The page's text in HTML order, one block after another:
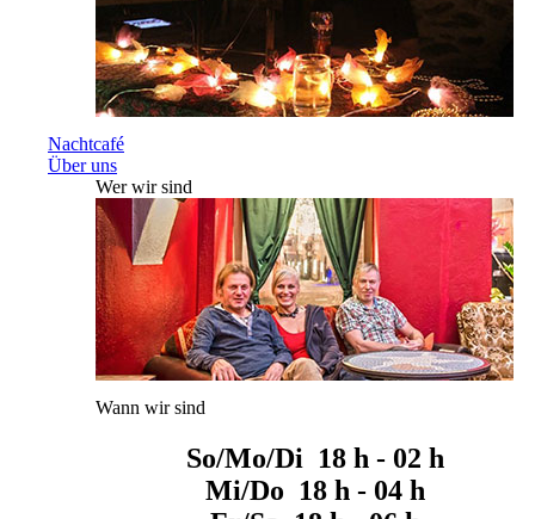
Nachtcafé
Über uns
Wer wir sind
Wann wir sind
So/Mo/Di 18 h - 02 h
Mi/Do 18 h - 04 h